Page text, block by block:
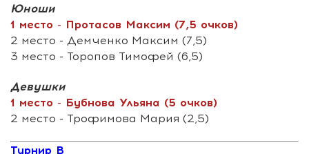
Юноши
1 место - Протасов Максим (7,5 очков)
2 место - Демченко Максим (7,5)
3 место - Торопов Тимофей (6,5)
Девушки
1 место - Бубнова Ульяна (5 очков)
2 место - Трофимова Мария (2,5)
Турнир B